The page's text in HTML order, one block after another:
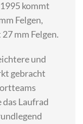
kommt
Felgen,
mm Felgen.
und
gebracht
Laufrad